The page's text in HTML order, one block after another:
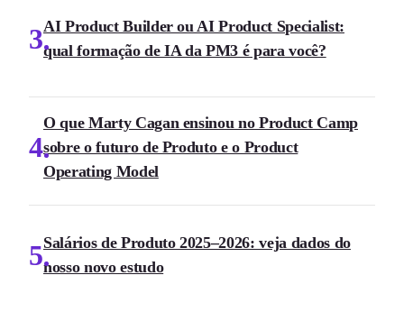
3AI Product Builder ou AI Product Specialist:
qual formação de IA da PM3 é para você?
4
O que Marty Cagan ensinou no Product Camp
sobre o futuro de Produto e o Product
Operating Model
5Salários de Produto 2025–2026: veja dados do
nosso novo estudo